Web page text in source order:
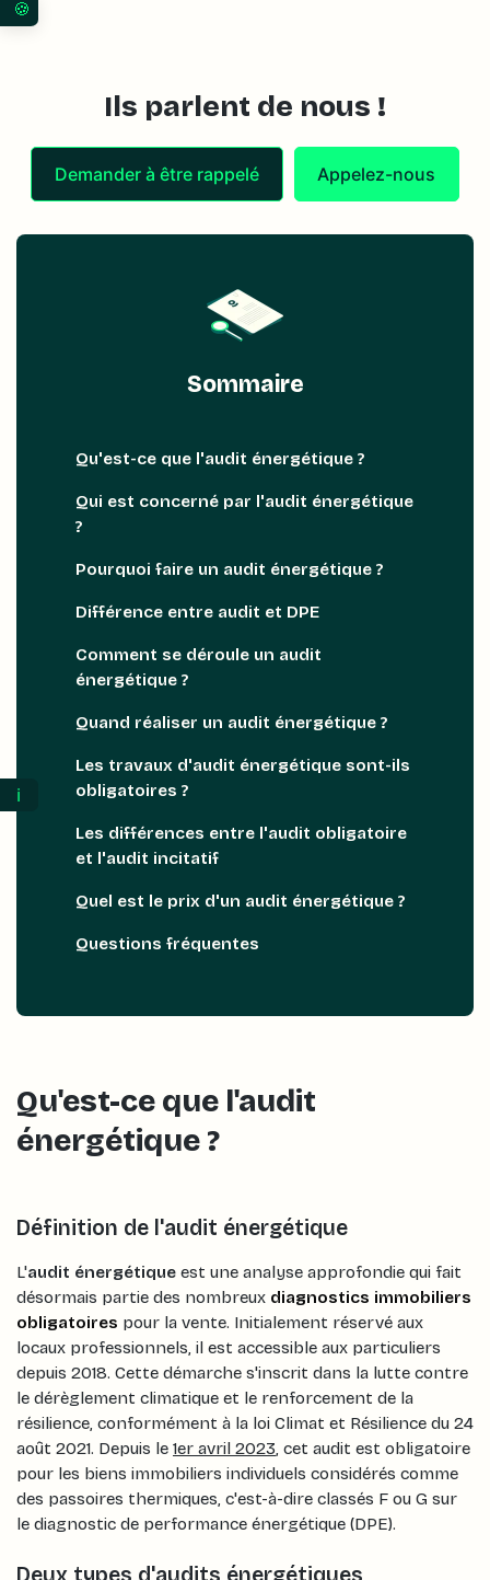
Ils parlent de nous !
Demander à être rappelé Appelez-nous
Sommaire
Qu'est-ce que l'audit énergétique ?
Qui est concerné par l'audit énergétique
?
Pourquoi faire un audit énergétique ?
Différence entre audit et DPE
Comment se déroule un audit
énergétique ?
Quand réaliser un audit énergétique ?
Les travaux d'audit énergétique sont-ils
obligatoires ?
Les différences entre l'audit obligatoire
et l'audit incitatif
Quel est le prix d'un audit énergétique ?
Questions fréquentes
Qu'est-ce que l'audit
énergétique ?
Définition de l'audit énergétique
L'audit énergétique est une analyse approfondie qui fait
désormais partie des nombreux diagnostics immobiliers
obligatoires pour la vente. Initialement réservé aux
locaux professionnels, il est accessible aux particuliers
depuis 2018. Cette démarche s'inscrit dans la lutte contre
le dérèglement climatique et le renforcement de la
résilience, conformément à la loi Climat et Résilience du 24
août 2021. Depuis le 1er avril 2023, cet audit est obligatoire
pour les biens immobiliers individuels considérés comme
des passoires thermiques, c'est-à-dire classés F ou G sur
le diagnostic de performance énergétique (DPE).
ℹ️